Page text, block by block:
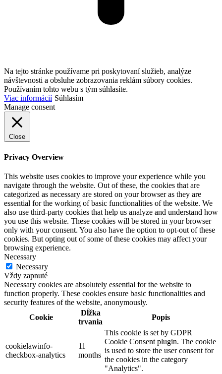
Na tejto stránke používame pri poskytovaní služieb, analýze
návštevnosti a obsluhe zobrazovania reklám súbory cookies.
Používaním tohto webu s tým súhlasíte.
Viac informácií Súhlasím
Manage consent
Close
Privacy Overview
This website uses cookies to improve your experience while you
navigate through the website. Out of these, the cookies that are
categorized as necessary are stored on your browser as they are
essential for the working of basic functionalities of the website. We
also use third-party cookies that help us analyze and understand how
you use this website. These cookies will be stored in your browser
only with your consent. You also have the option to opt-out of these
cookies. But opting out of some of these cookies may affect your
browsing experience.
Necessary
Necessary
Vždy zapnuté
Necessary cookies are absolutely essential for the website to
function properly. These cookies ensure basic functionalities and
security features of the website, anonymously.
Cookie
Dĺžka
trvania
Popis
cookielawinfo-
checkbox-analytics
11
months
This cookie is set by GDPR
Cookie Consent plugin. The cookie
is used to store the user consent for
the cookies in the category
"Analytics".